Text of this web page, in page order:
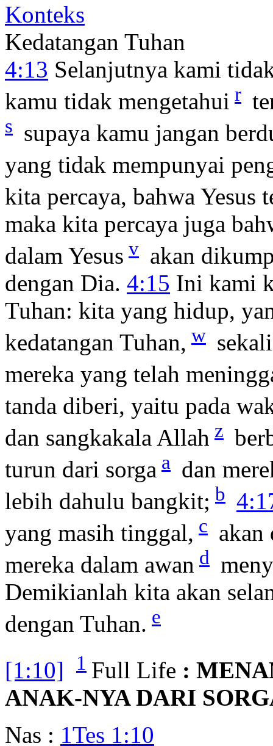
Konteks
Kedatangan Tuhan
4:13 Selanjutnya kami
kamu tidak mengetahui r
s supaya kamu jangan
yang tidak mempunyai
kita percaya, bahwa Yesus
maka kita percaya juga
dalam Yesus v akan
dengan Dia. 4:15 Ini kami
Tuhan: kita yang hidup,
kedatangan Tuhan, w
mereka yang telah
tanda diberi, yaitu pada
dan sangkakala Allah z
turun dari sorga a dan
lebih dahulu bangkit; b
yang masih tinggal, c akan
mereka dalam awan d
Demikianlah kita akan
dengan Tuhan. e
[1:10] 1 Full Life :
ANAK-NYA DARI
Nas : 1Tes 1:10